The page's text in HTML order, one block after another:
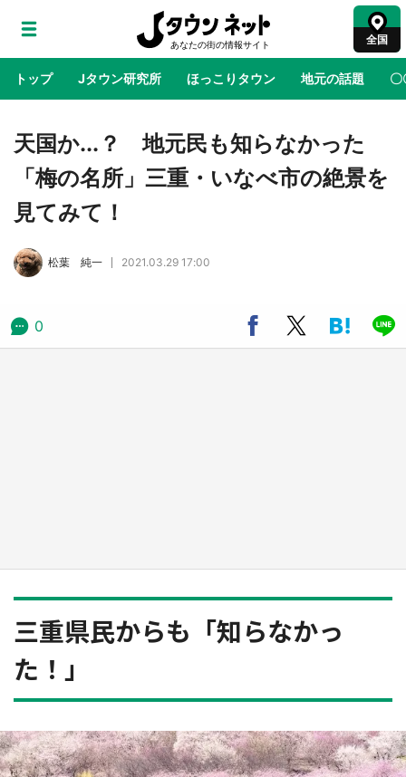
全国
トップ Jタウン研究所 ほっこりタウン 地元の話題 〇
地域×二次元 絶景 あの時はありがとう 物語がはじ
鳥取・境港「ゲゲゲの妖怪楽園」限定だった鬼
太郎グッズ買える 銀座・博品館TOY PARKへ
天国か...？ 地元民も知らなかった
「梅の名所」三重・いなべ市の絶景を
見てみて！
松葉 純一 2021.03.29 17:00
0
三重県民からも「知らなかっ
た！」